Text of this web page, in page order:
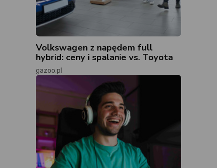
Volkswagen z napędem full
hybrid: ceny i spalanie vs. Toyota
gazoo.pl